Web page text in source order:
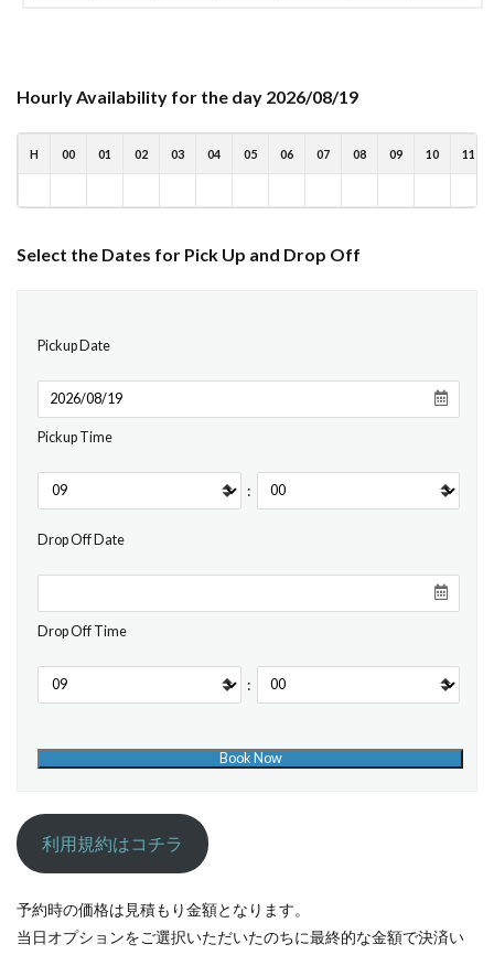
Hourly Availability for the day 2026/08/19
H 00 01 02 03 04 05 06 07 08 09 10 11
Select the Dates for Pick Up and Drop Off
Pickup Date
Pickup Time
:
Drop Off Date
Drop Off Time
:
利用規約はコチラ
予約時の価格は見積もり金額となります。
当日オプションをご選択いただいたのちに最終的な金額で決済い